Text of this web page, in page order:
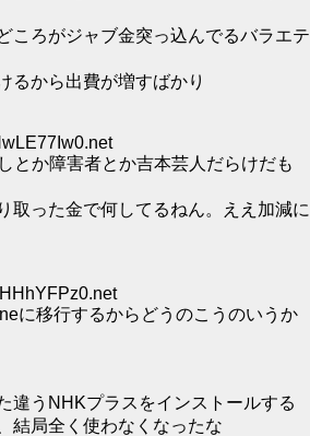
ころがジャブ金突っ込んでるバラエテ
るから出費が増すばかり
とか障害者とか吉本芸人だらけだも
取った金で何してるねん。ええ加減に
に移行するからどうのこうのいうか
違うNHKプラスをインストールする
結局全く使わなくなったな